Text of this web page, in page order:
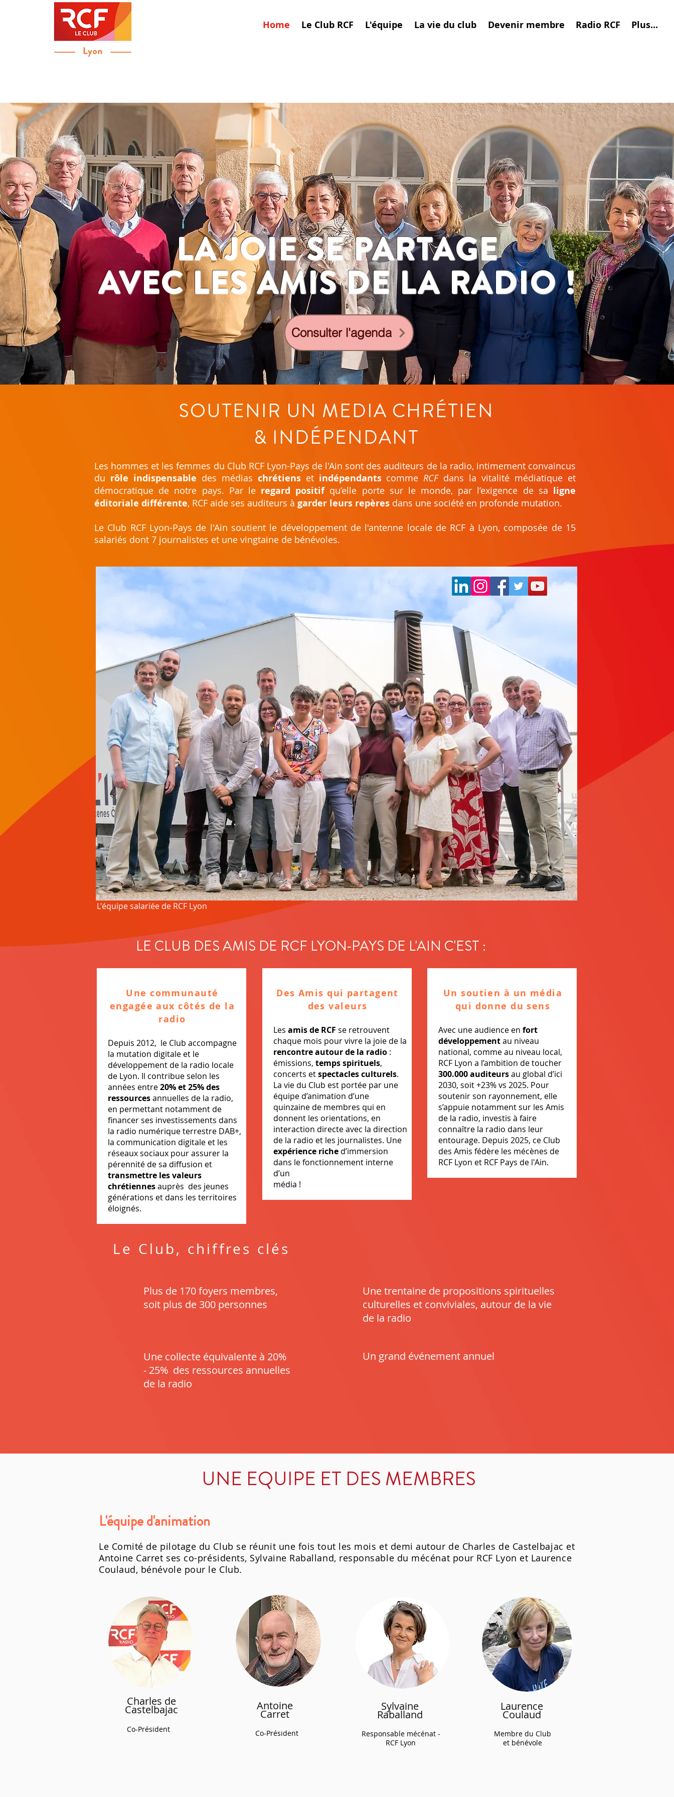
Home Le Club RCF L'équipe La vie du club Devenir membre Radio RCF Plus...
LA JOIE SE PARTAGE
AVEC LES AMIS DE LA RADIO !
Consulter l'agenda
SOUTENIR UN MEDIA CHRÉTIEN
& INDÉPENDANT
Les hommes et les femmes du Club RCF Lyon-Pays de l'Ain sont des auditeurs de la radio, intimement convaincus
du rôle indispensable des médias chrétienset indépendantscommeRCFdans la vitalité médiatique et
démocratique de notre pays. Par le regard positifqu’elle porte sur le monde, par l’exigence de sa ligne
éditoriale différente, RCF aide ses auditeurs à garder leurs repères dans une société en profonde mutation.
Le Club RCF Lyon-Pays de l'Ain soutient le développement de l'antenne locale de RCF à Lyon, composée de 15
salariés dont 7 journalistes et une vingtaine de bénévoles.
L'équipe salariée de RCF Lyon
LE CLUB DES AMIS DE RCF LYON-PAYS DE L'AIN C'EST :
Une communauté
engagée aux côtés de la
radio
Depuis 2012, le Club accompagne
la mutation digitale et le
développement de la radio locale
de Lyon. Il contribue selon les
années entre20% et 25% des
ressourcesannuelles de la radio,
en permettant notamment de
financer ses investissements dans
la radio numérique terrestre DAB+,
la communication digitale et les
réseaux sociaux pour assurer la
pérennité de sa diffusion et
transmettre les valeurs
chrétiennesauprès des jeunes
générations et dans les territoires
éloignés.
Des Amis qui partagent
des valeurs
Les amis de RCF se retrouvent
chaque mois pour vivre la joie de la
rencontre autour de la radio:
émissions, temps spirituels,
concerts etspectacles culturels.
La vie du Club est portée par une
équipe d’animation d’une
quinzaine de membres qui en
donnent les orientations, en
interaction directe avec la direction
de la radio et les journalistes. Une
expérience riched’immersion
dans le fonctionnement interne
d’un
média !
Un soutien à un média
qui donne du sens
Avec une audience en fort
développementau niveau
national, comme au niveau local,
RCF Lyon a l’ambition de toucher
300.000 auditeursau global d’ici
2030, soit +23% vs 2025. Pour
soutenir son rayonnement, elle
s’appuie notamment sur les Amis
de la radio, investis à faire
connaître la radio dans leur
entourage. Depuis 2025, ce Club
des Amis fédère les mécènes de
RCF Lyon et RCF Pays de l'Ain.
Le Club, chiffres clés
Plus de 170 foyers membres,
soit plus de 300 personnes
Une collecte équivalente à 20%
- 25% des ressources annuelles
de la radio
Une trentaine de propositions spirituelles
culturelles et conviviales, autour de la vie
de la radio
Un grand événement annuel
UNE EQUIPE ET DES MEMBRES
L'équipe d'animation
Le Comité de pilotage du Club se réunit une fois tout les mois et demi autour de Charles de Castelbajac et
Antoine Carret ses co-présidents, Sylvaine Raballand, responsable du mécénat pour RCF Lyon et Laurence
Coulaud, bénévole pour le Club.
Charles de
Castelbajac
Co-Président
Antoine
Carret
Co-Président
Sylvaine
Raballand
Responsable mécénat -
RCF Lyon
Laurence
Coulaud
Membre du Club
et bénévole